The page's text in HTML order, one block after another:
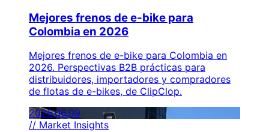
Mejores frenos de e-bike para
Colombia en 2026
Mejores frenos de e-bike para Colombia en
2026. Perspectivas B2B prácticas para
distribuidores, importadores y compradores
de flotas de e-bikes, de ClipClop.
2026.06.09
// Market Insights